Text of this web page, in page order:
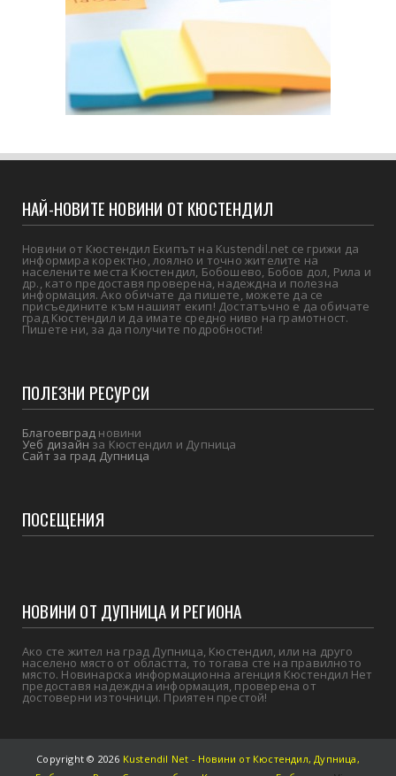
НАЙ-НОВИТЕ НОВИНИ ОТ КЮСТЕНДИЛ
Новини от Кюстендил Екипът на Kustendil.net се грижи да
информира коректно, лоялно и точно жителите на
населените места Кюстендил, Бобошево, Бобов дол, Рила и
др., като предоставя проверена, надеждна и полезна
информация. Ако обичате да пишете, можете да се
присъедините към нашият екип! Достатъчно е да обичате
град Кюстендил и да имате средно ниво на грамотност.
Пишете ни, за да получите подробности!
ПОЛЕЗНИ РЕСУРСИ
Благоевград новини
Уеб дизайнза Кюстендил и Дупница
Сайт за град Дупница
ПОСЕЩЕНИЯ
НОВИНИ ОТ ДУПНИЦА И РЕГИОНА
Ако сте жител на град Дупница, Кюстендил, или на друго
населено място от областта, то тогава сте на правилното
място. Новинарска информационна агенция Кюстендил Нет
предоставя надеждна информация, проверена от
достоверни източници. Приятен престой!
Copyright © 2026 Kustendil Net - Новини от Кюстендил, Дупница,